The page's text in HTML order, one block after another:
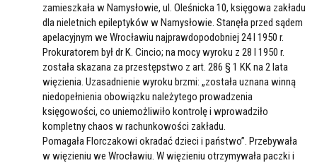
zamieszkała w Namysłowie, ul. Oleśnicka 10, księgowa zakładu
dla nieletnich epileptyków w Namysłowie. Stanęła przed sądem
apelacyjnym we Wrocławiu najprawdopodobniej 24 I 1950 r.
Prokuratorem był dr K. Cincio; na mocy wyroku z 28 I 1950 r.
została skazana za przestępstwo z art. 286 § 1 KK na 2 lata
więzienia. Uzasadnienie wyroku brzmi: „została uznana winną
niedopełnienia obowiązku należytego prowadzenia
księgowości, co uniemożliwiło kontrolę i wprowadziło
kompletny chaos w rachunkowości zakładu.
Pomagała Florczakowi okradać dzieci i państwo”. Przebywała
w więzieniu we Wrocławiu. W więzieniu otrzymywała paczki i